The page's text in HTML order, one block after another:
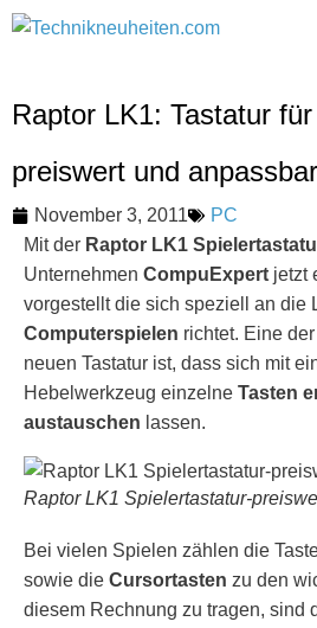
Raptor LK1: Tastatur
preiswert und anpassbar
November 3, 2011
PC
Mit der Raptor LK1
Unternehmen CompuExpert jetzt
vorgestellt die sich speziell an die
Computerspielen richtet. Eine
neuen Tastatur ist, dass sich mit
Hebelwerkzeug einzelne Tasten
austauschen lassen.
Raptor LK1 Spielertastatur-
Bei vielen Spielen zählen die
sowie die Cursortasten zu den
diesem Rechnung zu tragen, sind